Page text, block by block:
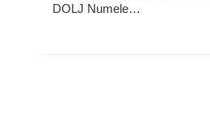
DOLJ Numele…